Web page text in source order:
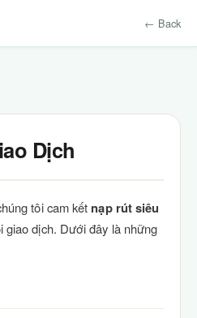
← Back
Dịch
tôi cam kết nạp rút siêu
giao dịch. Dưới đây là những